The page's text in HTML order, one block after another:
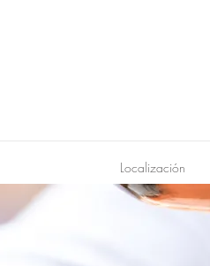
Localización